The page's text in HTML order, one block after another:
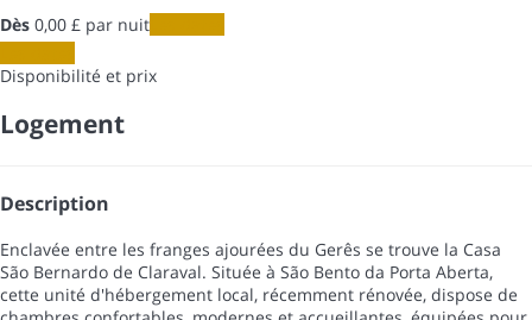
Dès 0,00 £ par nuit
Disponibilité et prix
Logement
Description
Enclavée entre les franges ajourées du Gerês se trouve la Casa
São Bernardo de Claraval. Située à São Bento da Porta Aberta,
cette unité d'hébergement local, récemment rénovée, dispose de